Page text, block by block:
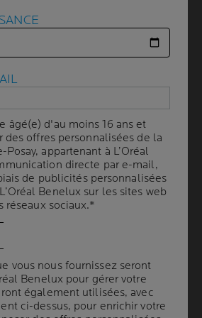
15 ml
PAR
pour une efficacité anti-
adaptée aux peaux sensibles.
âgé(e) d'au moins 16 ans et
des offres personnalisées de la
appartenant à L’Oréal
directe par e-mail,
de publicités personnalisées
Benelux sur les sites web
réseaux sociaux.*
vous nous fournissez seront
Benelux pour gérer votre
également utilisées, avec
ci-dessus, pour enrichir votre
âgé(e) d'au moins 16 ans et
des offres personnalisées de la
appartenant à L’Oréal
directe par e-mail,
de publicités personnalisées
Benelux sur les sites web
réseaux sociaux.*
vous nous fournissez seront
Benelux pour gérer votre
également utilisées, avec
ci-dessus, pour enrichir votre